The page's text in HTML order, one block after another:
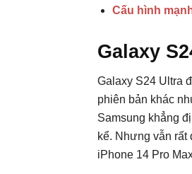
Cấu hình
Galaxy
Galaxy S24 Ultra
phiên bản khác
Samsung khẳng
kể. Nhưng vẫn rất
iPhone 14 Pro